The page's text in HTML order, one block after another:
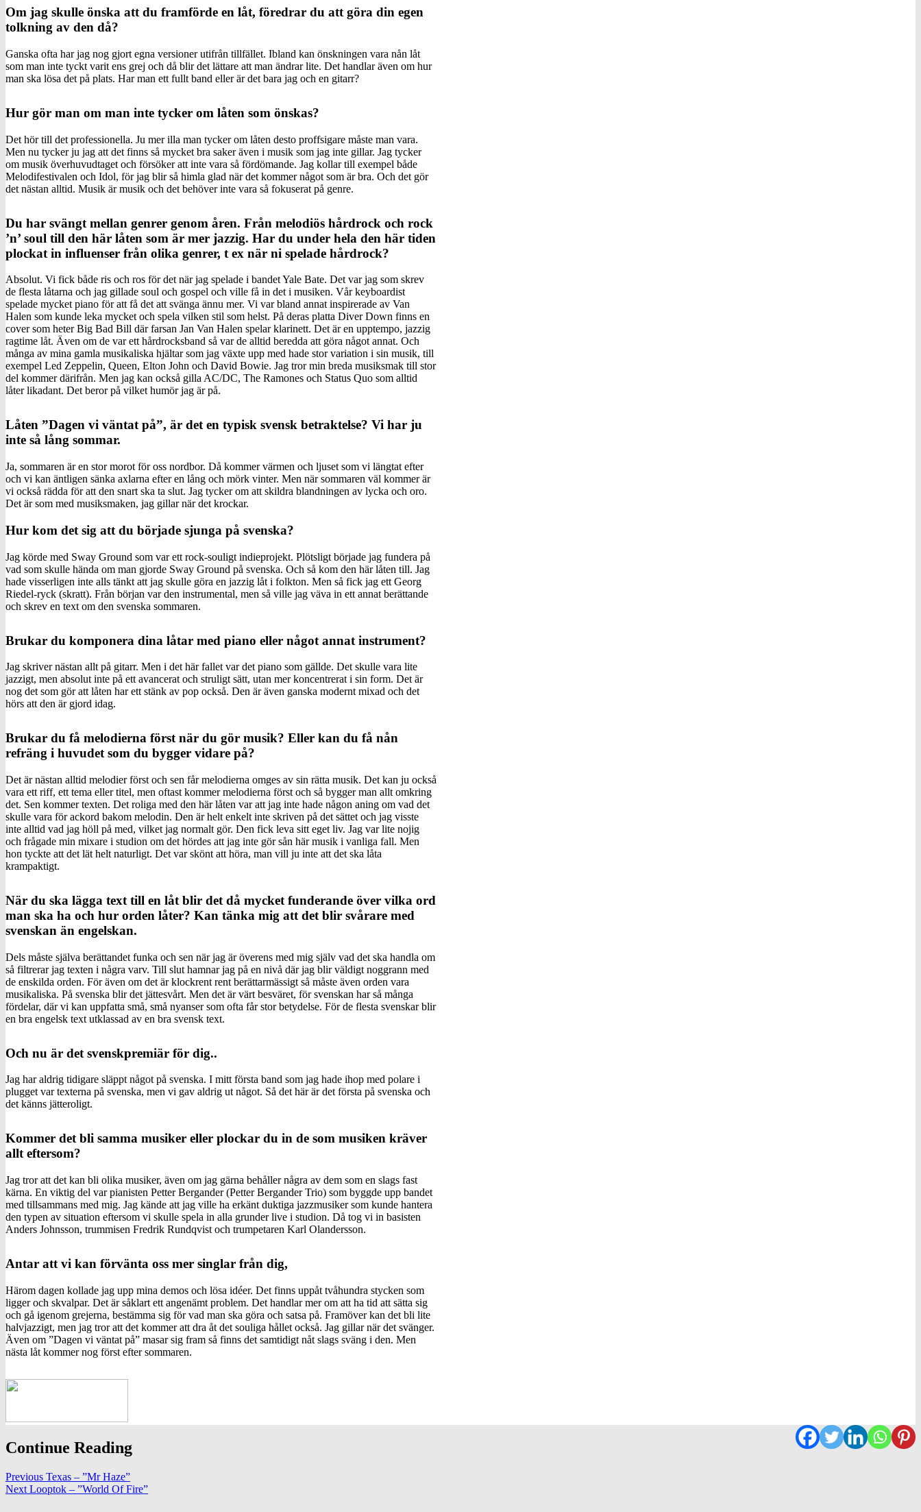
Om jag skulle önska att du framförde en låt, föredrar du att göra din egen
tolkning av den då?
Ganska ofta har jag nog gjort egna versioner utifrån tillfället. Ibland kan önskningen vara nån låt
som man inte tyckt varit ens grej och då blir det lättare att man ändrar lite. Det handlar även om hur
man ska lösa det på plats. Har man ett fullt band eller är det bara jag och en gitarr?
Hur gör man om man inte tycker om låten som önskas?
Det hör till det professionella. Ju mer illa man tycker om låten desto proffsigare måste man vara.
Men nu tycker ju jag att det finns så mycket bra saker även i musik som jag inte gillar. Jag tycker
om musik överhuvudtaget och försöker att inte vara så fördömande. Jag kollar till exempel både
Melodifestivalen och Idol, för jag blir så himla glad när det kommer något som är bra. Och det gör
det nästan alltid. Musik är musik och det behöver inte vara så fokuserat på genre.
Du har svängt mellan genrer genom åren. Från melodiös hårdrock och rock
’n’ soul till den här låten som är mer jazzig. Har du under hela den här tiden
plockat in influenser från olika genrer, t ex när ni spelade hårdrock?
Absolut. Vi fick både ris och ros för det när jag spelade i bandet Yale Bate. Det var jag som skrev
de flesta låtarna och jag gillade soul och gospel och ville få in det i musiken. Vår keyboardist
spelade mycket piano för att få det att svänga ännu mer. Vi var bland annat inspirerade av Van
Halen som kunde leka mycket och spela vilken stil som helst. På deras platta Diver Down finns en
cover som heter Big Bad Bill där farsan Jan Van Halen spelar klarinett. Det är en upptempo, jazzig
ragtime låt. Även om de var ett hårdrocksband så var de alltid beredda att göra något annat. Och
många av mina gamla musikaliska hjältar som jag växte upp med hade stor variation i sin musik, till
exempel Led Zeppelin, Queen, Elton John och David Bowie. Jag tror min breda musiksmak till stor
del kommer därifrån. Men jag kan också gilla AC/DC, The Ramones och Status Quo som alltid
låter likadant. Det beror på vilket humör jag är på.
Låten ”Dagen vi väntat på”, är det en typisk svensk betraktelse? Vi har ju
inte så lång sommar.
Ja, sommaren är en stor morot för oss nordbor. Då kommer värmen och ljuset som vi längtat efter
och vi kan äntligen sänka axlarna efter en lång och mörk vinter. Men när sommaren väl kommer är
vi också rädda för att den snart ska ta slut. Jag tycker om att skildra blandningen av lycka och oro.
Det är som med musiksmaken, jag gillar när det krockar.
Hur kom det sig att du började sjunga på svenska?
Jag körde med Sway Ground som var ett rock-souligt indieprojekt. Plötsligt började jag fundera på
vad som skulle hända om man gjorde Sway Ground på svenska. Och så kom den här låten till. Jag
hade visserligen inte alls tänkt att jag skulle göra en jazzig låt i folkton. Men så fick jag ett Georg
Riedel-ryck (skratt). Från början var den instrumental, men så ville jag väva in ett annat berättande
och skrev en text om den svenska sommaren.
Brukar du komponera dina låtar med piano eller något annat instrument?
Jag skriver nästan allt på gitarr. Men i det här fallet var det piano som gällde. Det skulle vara lite
jazzigt, men absolut inte på ett avancerat och struligt sätt, utan mer koncentrerat i sin form. Det är
nog det som gör att låten har ett stänk av pop också. Den är även ganska modernt mixad och det
hörs att den är gjord idag.
Brukar du få melodierna först när du gör musik? Eller kan du få nån
refräng i huvudet som du bygger vidare på?
Det är nästan alltid melodier först och sen får melodierna omges av sin rätta musik. Det kan ju också
vara ett riff, ett tema eller titel, men oftast kommer melodierna först och så bygger man allt omkring
det. Sen kommer texten. Det roliga med den här låten var att jag inte hade någon aning om vad det
skulle vara för ackord bakom melodin. Den är helt enkelt inte skriven på det sättet och jag visste
inte alltid vad jag höll på med, vilket jag normalt gör. Den fick leva sitt eget liv. Jag var lite nojig
och frågade min mixare i studion om det hördes att jag inte gör sån här musik i vanliga fall. Men
hon tyckte att det lät helt naturligt. Det var skönt att höra, man vill ju inte att det ska låta
krampaktigt.
När du ska lägga text till en låt blir det då mycket funderande över vilka ord
man ska ha och hur orden låter? Kan tänka mig att det blir svårare med
svenskan än engelskan.
Dels måste själva berättandet funka och sen när jag är överens med mig själv vad det ska handla om
så filtrerar jag texten i några varv. Till slut hamnar jag på en nivå där jag blir väldigt noggrann med
de enskilda orden. För även om det är klockrent rent berättarmässigt så måste även orden vara
musikaliska. På svenska blir det jättesvårt. Men det är värt besväret, för svenskan har så många
fördelar, där vi kan uppfatta små, små nyanser som ofta får stor betydelse. För de flesta svenskar blir
en bra engelsk text utklassad av en bra svensk text.
Och nu är det svenskpremiär för dig..
Jag har aldrig tidigare släppt något på svenska. I mitt första band som jag hade ihop med polare i
plugget var texterna på svenska, men vi gav aldrig ut något. Så det här är det första på svenska och
det känns jätteroligt.
Kommer det bli samma musiker eller plockar du in de som musiken kräver
allt eftersom?
Jag tror att det kan bli olika musiker, även om jag gärna behåller några av dem som en slags fast
kärna. En viktig del var pianisten Petter Bergander (Petter Bergander Trio) som byggde upp bandet
med tillsammans med mig. Jag kände att jag ville ha erkänt duktiga jazzmusiker som kunde hantera
den typen av situation eftersom vi skulle spela in alla grunder live i studion. Då tog vi in basisten
Anders Johnsson, trummisen Fredrik Rundqvist och trumpetaren Karl Olandersson.
Antar att vi kan förvänta oss mer singlar från dig,
Härom dagen kollade jag upp mina demos och lösa idéer. Det finns uppåt tvåhundra stycken som
ligger och skvalpar. Det är såklart ett angenämt problem. Det handlar mer om att ha tid att sätta sig
och gå igenom grejerna, bestämma sig för vad man ska göra och satsa på. Framöver kan det bli lite
halvjazzigt, men jag tror att det kommer att dra åt det souliga hållet också. Jag gillar när det svänger.
Även om ”Dagen vi väntat på” masar sig fram så finns det samtidigt nåt slags sväng i den. Men
nästa låt kommer nog först efter sommaren.
Continue Reading
Previous Texas – ”Mr Haze”
Next Looptok – ”World Of Fire”